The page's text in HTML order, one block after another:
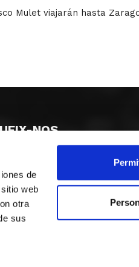
de
web
otra
sus
Mulet viajarán hasta
NOS